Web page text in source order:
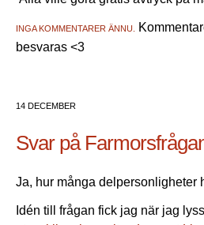
INGA KOMMENTARER ÄNNU.
besvaras <3
14 DECEMBER
Svar på
Ja, hur många delpersonligheter
Idén till frågan fick jag när jag